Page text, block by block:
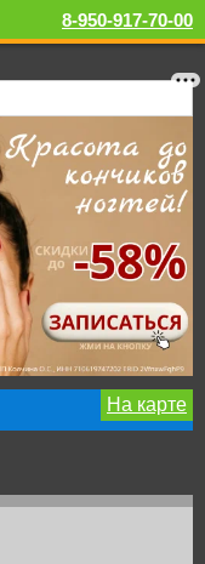
8-950-917-70-00
На карте